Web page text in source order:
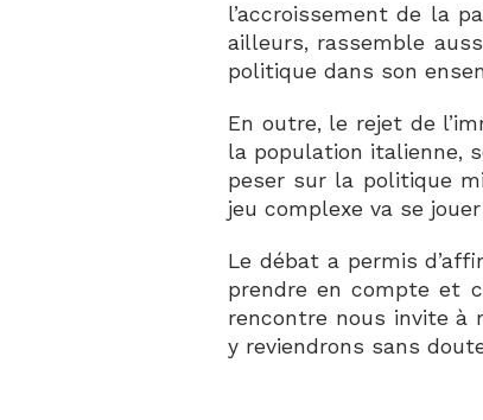
l’accroissement de la
ailleurs, rassemble
politique dans son
En outre, le rejet de
la population italienne,
peser sur la politique
jeu complexe va se
Le débat a permis
prendre en compte et
rencontre nous invite à
y reviendrons sans